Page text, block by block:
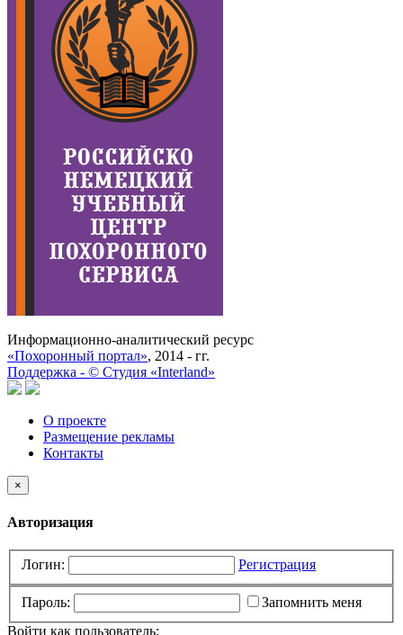
Информационно-аналитический ресурс
«Похоронный портал», 2014 - гг.
Поддержка - © Cтудия «Interland»
О проекте
Размещение рекламы
Контакты
×
Авторизация
Логин: Регистрация
Пароль:
Запомнить меня
Войти как пользователь: